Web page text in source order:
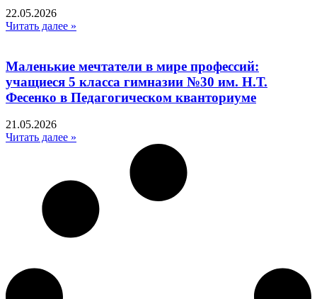
22.05.2026
Читать далее »
Маленькие мечтатели в мире профессий:
учащиеся 5 класса гимназии №30 им. Н.Т.
Фесенко в Педагогическом кванториуме
21.05.2026
Читать далее »